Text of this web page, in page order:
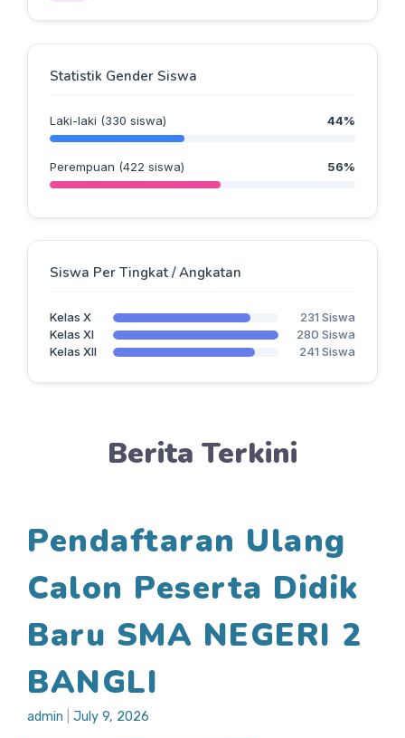
Statistik Gender Siswa
Laki-laki (330 siswa) 44%
Perempuan (422 siswa) 56%
Siswa Per Tingkat / Angkatan
Kelas X
231 Siswa
Kelas XI
280 Siswa
Kelas XII
241 Siswa
Berita Terkini
Pendaftaran Ulang
Calon Peserta Didik
Baru SMA NEGERI 2
BANGLI
admin July 9, 2026